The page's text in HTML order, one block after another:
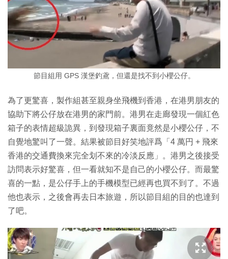
節目組用 GPS 漢堡釣鳶，但還是找不到小櫻公仔。
為了更驚喜，製作組甚至親身坐飛機到香港，在港男朋友的
協助下將公仔放在港男的家門前。港男在走廊發現一個紅色
箱子的表情超級詭異，到發現箱子裏面竟然是小櫻公仔，不
自覺地驚叫了一聲。結果被節目好笑地評爲「4 萬円 + 飛來
香港的交通費換來完全划不來的冷淡反應」。港男之後接受
訪問表示好驚喜，但一看就知不是自己的小櫻公仔。而最驚
喜的一點，是公仔手上的手機模型已經再也買不到了。不過
他也表示，之後會再去日本旅遊，所以節目組的目的也達到
了吧。